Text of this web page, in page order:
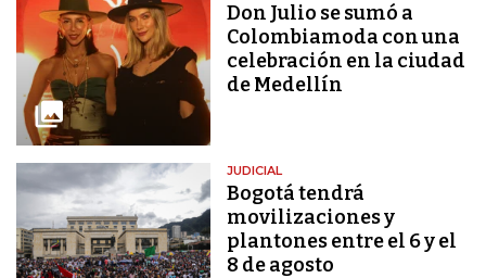
Don Julio se sumó a
Colombiamoda con una
celebración en la ciudad
de Medellín
JUDICIAL
Bogotá tendrá
movilizaciones y
plantones entre el 6 y el
8 de agosto